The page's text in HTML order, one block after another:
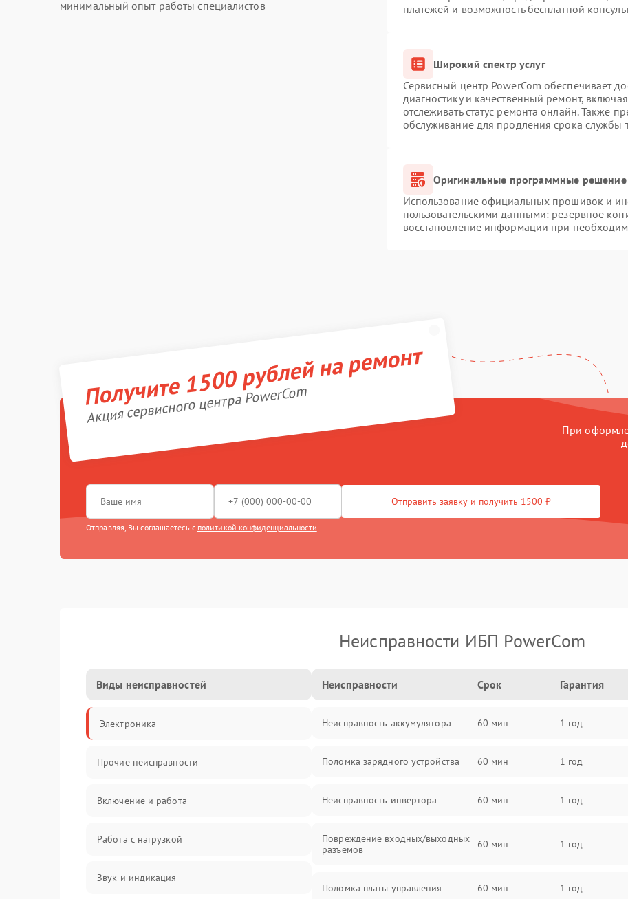
минимальный опыт работы специалистов
платежей и возможность бесплатной
Широкий спектр услуг
Сервисный центр PowerCom обеспечивает
диагностику и качественный ремонт,
отслеживать статус ремонта онлайн. Также
обслуживание для продления срока службы
Оригинальные программные
Использование официальных прошивок и
пользовательскими данными: резервное
восстановление информации при
Получите 1500 рублей на ремонт
Акция сервисного центра PowerCom
При
Отправить заявку и получить 1500 ₽
Отправляя, Вы соглашаетесь с политикой конфиденциальности
Неисправности ИБП PowerCom
Виды неисправностей
Электроника
Прочие неисправности
Включение и работа
Работа с нагрузкой
Звук и индикация
Неисправности Срок Гарантия
Неисправность аккумулятора 60 мин 1 год
Поломка зарядного устройства 60 мин 1 год
Неисправность инвертора 60 мин 1 год
Повреждение входных/выходных
разъемов
60 мин 1 год
Поломка платы управления 60 мин 1 год